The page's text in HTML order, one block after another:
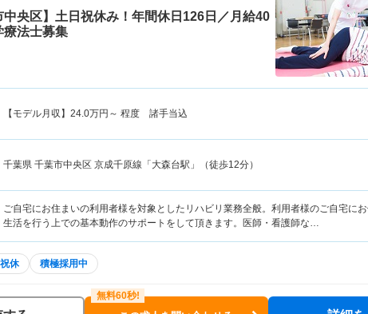
中央区】土日祝休み！年間休日126日／月給40
療法士募集
【モデル月収】 24.0万円～ 程度 諸手当込
千葉県 千葉市中央区 京成千原線「大森台駅」（徒歩12分）
ご自宅にお住まいの利用者様を対象としたリハビリ業務全般。利用者様のご自宅に
生活を行う上での基本動作のサポートをして頂きます。医師・看護師な…
休 積極採用中